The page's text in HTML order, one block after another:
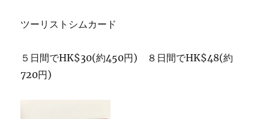
ツーリストシムカード
５日間でHK$30(約450円) ８日間でHK$48(約
720円)